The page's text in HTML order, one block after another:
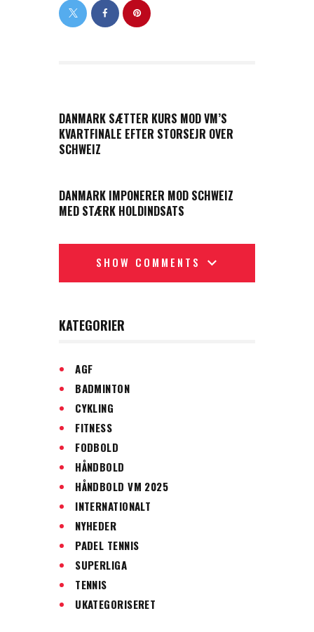
DANMARK SÆTTER KURS MOD VM’S
KVARTFINALE EFTER STORSEJR OVER
SCHWEIZ
DANMARK IMPONERER MOD SCHWEIZ
MED STÆRK HOLDINDSATS
SHOW COMMENTS
KATEGORIER
AGF
BADMINTON
CYKLING
FITNESS
FODBOLD
HÅNDBOLD
HÅNDBOLD VM 2025
INTERNATIONALT
NYHEDER
PADEL TENNIS
SUPERLIGA
TENNIS
UKATEGORISERET